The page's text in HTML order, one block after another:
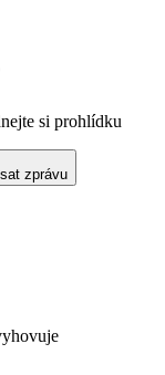
si prohlídku
zprávu